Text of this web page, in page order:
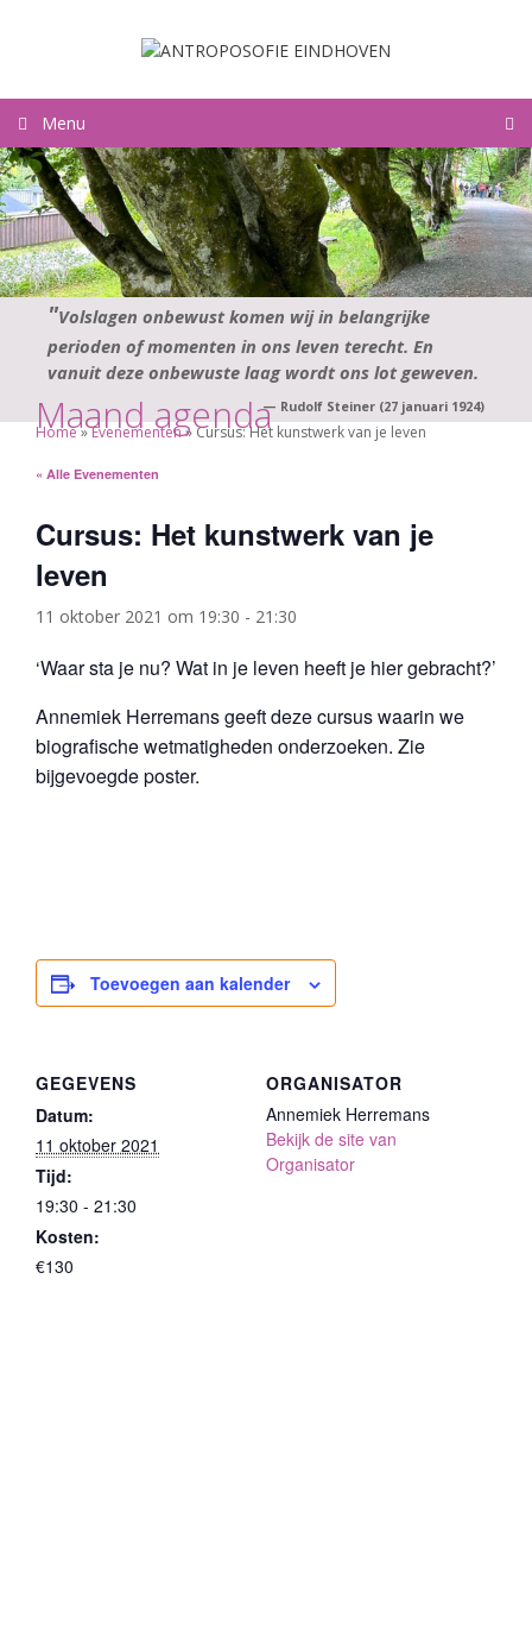
Menu
Volslagen onbewust komen wij in belangrijke
perioden of momenten in ons leven terecht. En
vanuit deze onbewuste laag wordt ons lot geweven.
— Rudolf Steiner (27 januari 1924)
Home»Evenementen»Cursus: Het kunstwerk van je leven
Maand agenda
« Alle Evenementen
Cursus: Het kunstwerk van je
leven
11 oktober 2021 om 19:30 - 21:30
‘Waar sta je nu? Wat in je leven heeft je hier gebracht?’
Annemiek Herremans geeft deze cursus waarin we
biografische wetmatigheden onderzoeken. Zie
bijgevoegde poster.
Toevoegen aan kalender
GEGEVENS
Datum:
11 oktober 2021
Tijd:
19:30 - 21:30
Kosten:
€130
ORGANISATOR
Annemiek Herremans
Bekijk de site van
Organisator